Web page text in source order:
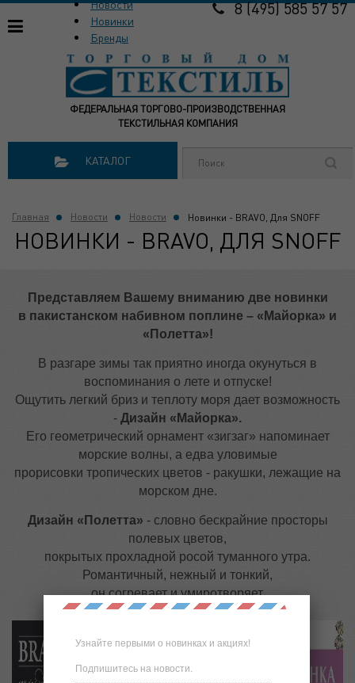
ФЕДЕРАЛЬНАЯ ТОРГОВО-ПРОИЗВОДСТВЕННАЯ
ТЕКСТИЛЬНАЯ КОМПАНИЯ
Новости
Новинки
Бренды
8 (495) 585 57 57
КАТАЛОГ
Главная Новости Новости Новинки - BRAVO, Для SNOFF
НОВИНКИ - BRAVO, ДЛЯ SNOFF
Представляем Вашему вниманию две новинки
в пакистанском набивном поплине – «Майорка» и
«Полетта»!
В разгаре зимы так приятно иногда окунуться в
воспоминания о лете и отпуске!
Ощутить легкий бриз и теплоту моря дает возможность
- Дизайн «Майорка».
Его геометрический орнамент «зигзаг» напоминает
морские волны, а едва уловимые
прорисовки тропических цветов - ракушки, лежащие на
морском дне.
Дизайн «Полетта» - словно бескрайние просторы
полевых цветов,
покрытых прохладной росой туманного утра.
Романтичный, нежный и тонкий,
он согревает и умиротворяет.
Узнайте первыми о новинках и акциях!
Подпишитесь на новости.